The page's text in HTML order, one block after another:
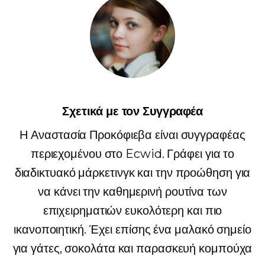
Σχετικά με τον Συγγραφέα
Η Αναστασία Προκόφιεβα είναι συγγραφέας
περιεχομένου στο Ecwid. Γράφει για το
διαδικτυακό μάρκετινγκ και την προώθηση για
να κάνει την καθημερινή ρουτίνα των
επιχειρηματιών ευκολότερη και πιο
ικανοποιητική. Έχει επίσης ένα μαλακό σημείο
για γάτες, σοκολάτα και παρασκευή κομπούχα